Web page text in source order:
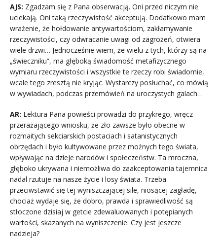
AJS: Zgadzam się z Pana obserwacją. Oni przed niczym nie
uciekają. Oni taką rzeczywistość akceptują. Dodatkowo mam
wrażenie, że hołdowanie antywartościom, zakłamywanie
rzeczywistości, czy odwracanie uwagi od zagrożeń, otwiera
wiele drzwi… Jednocześnie wiem, że wielu z tych, którzy są na
„świeczniku”, ma głęboką świadomość metafizycznego
wymiaru rzeczywistości i wszystkie te rzeczy robi świadomie,
wcale tego zresztą nie kryjąc. Wystarczy posłuchać, co mówią
w wywiadach, podczas przemówień na uroczystych galach…
AR: Lektura Pana powieści prowadzi do przykrego, wręcz
przerażającego wniosku, że zło zawsze było obecne w
rozmaitych sekciarskich postaciach i satanistycznych
obrzędach i było kultywowane przez możnych tego świata,
wpływając na dzieje narodów i społeczeństw. Ta mroczna,
głęboko ukrywana i niemożliwa do zaakceptowania tajemnica
nadal rzutuje na nasze życie i losy świata. Trzeba
przeciwstawić się tej wyniszczającej sile, niosącej zagładę,
chociaż wydaje się, że dobro, prawda i sprawiedliwość są
stłoczone dzisiaj w getcie zdewaluowanych i potępianych
wartości, skazanych na wyniszczenie. Czy jest jeszcze
nadzieja?